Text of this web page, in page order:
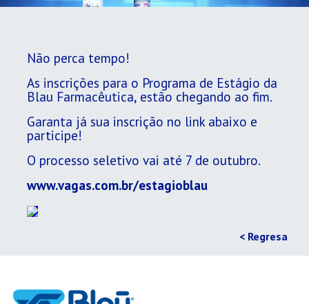
Não perca tempo!
As inscrições para o Programa de Estágio da
Blau Farmacêutica, estão chegando ao fim.
Garanta já sua inscrição no link abaixo e
participe!
O processo seletivo vai até 7 de outubro.
www.vagas.com.br/estagioblau
< Regresa